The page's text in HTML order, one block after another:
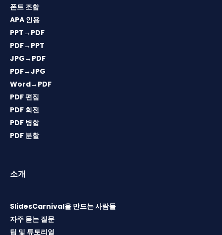
폰트 조합
APA 인용
PPT→PDF
PDF→PPT
JPG→PDF
PDF→JPG
Word→PDF
PDF 편집
PDF 회전
PDF 병합
PDF 분할
소개
SlidesCarnival을 만드는 사람들
자주 묻는 질문
팁 및 튜토리얼